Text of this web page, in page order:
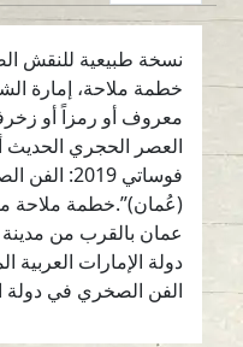
خطمة ملاحة، إمارة
معروف أو رمزاً أو
العصر الحجري الحديث
فوساتي 2019:
(عُمان)”.خطمة ملاحة
عمان بالقرب من مدينة
دولة الإمارات العربية
الفن الصخري في دولة